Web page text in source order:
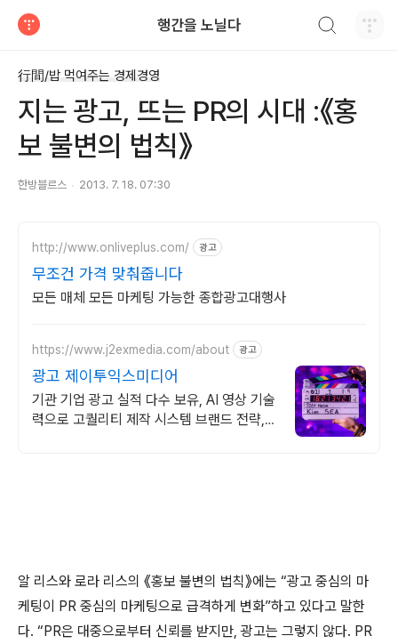
행간을 노닐다
行間/밥 먹여주는 경제경영
지는 광고, 뜨는 PR의 시대 :《홍
보 불변의 법칙》
한방블르스 2013. 7. 18. 07:30
http://www.onliveplus.com/ 광고
무조건 가격 맞춰줍니다
모든 매체 모든 마케팅 가능한 종합광고대행사
https://www.j2exmedia.com/about 광고
광고 제이투익스미디어
기관 기업 광고 실적 다수 보유, AI 영상 기술
력으로 고퀄리티 제작 시스템 브랜드 전략,
알 리스와 로라 리스의 《홍보 불변의 법칙》에는 “광고 중심의 마
케팅이 PR 중심의 마케팅으로 급격하게 변화”하고 있다고 말한
다. “PR은 대중으로부터 신뢰를 받지만, 광고는 그렇지 않다. PR